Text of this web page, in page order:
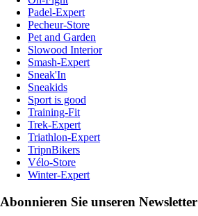
Padel-Expert
Pecheur-Store
Pet and Garden
Slowood Interior
Smash-Expert
Sneak'In
Sneakids
Sport is good
Training-Fit
Trek-Expert
Triathlon-Expert
TripnBikers
Vélo-Store
Winter-Expert
Abonnieren Sie unseren Newsletter